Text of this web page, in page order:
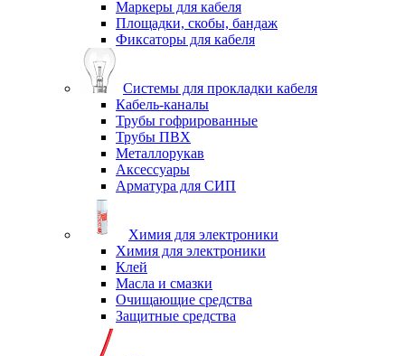
Маркеры для кабеля
Площадки, скобы, бандаж
Фиксаторы для кабеля
Системы для прокладки кабеля
Кабель-каналы
Трубы гофрированные
Трубы ПВХ
Металлорукав
Аксессуары
Арматура для СИП
Химия для электроники
Химия для электроники
Клей
Масла и смазки
Очищающие средства
Защитные средства